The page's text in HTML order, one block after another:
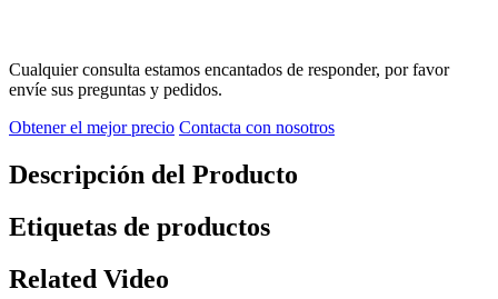
Cualquier consulta estamos encantados de responder, por favor
envíe sus preguntas y pedidos.
Obtener el mejor precio Contacta con nosotros
Descripción del Producto
Etiquetas de productos
Related Video